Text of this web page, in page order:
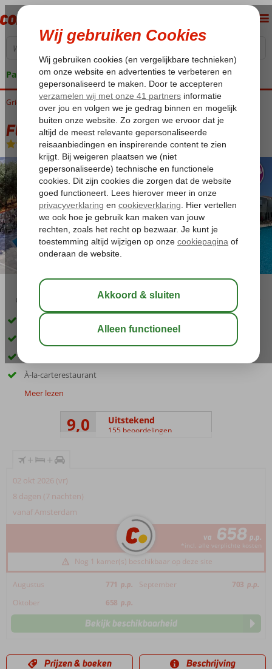
Pakketgarantie
Home
Griekenland Lesbos Petra Fly & Go Sunset Hotel Lesbos
Fly & Go Sunset Hotel Lesbos
Logies-Hotel
03:15
Inclusief huurauto
Gastvrij familiecomplex
À-la-carterestaurant
Meer lezen
9,0 Uitstekend
155 beoordelingen
+ +
02 okt 2026 (vr)
8 dagen (7 nachten)
vanaf Amsterdam
va 658 p.p.
*incl. alle verplichte kosten
Nog 1 kamer(s) beschikbaar op deze site
Augustus 771 p.p. September 703 p.p.
Oktober
658 p.p.
Bekijk beschikbaarheid
Prijzen & boeken Beschrijving